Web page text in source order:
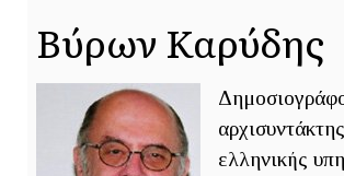
Βύρων Καρύδης
ελληνικής